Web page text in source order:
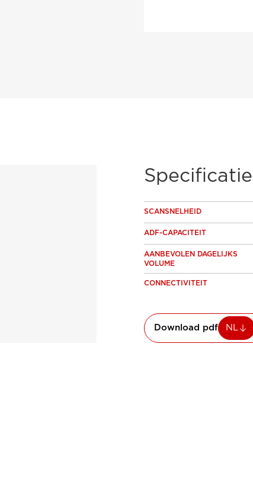
SCANSNELHEID
ADF-CAPACITEIT
AANBEVOLEN DAGELIJKS
VOLUME
CONNECTIVITEIT
Download pdf NL